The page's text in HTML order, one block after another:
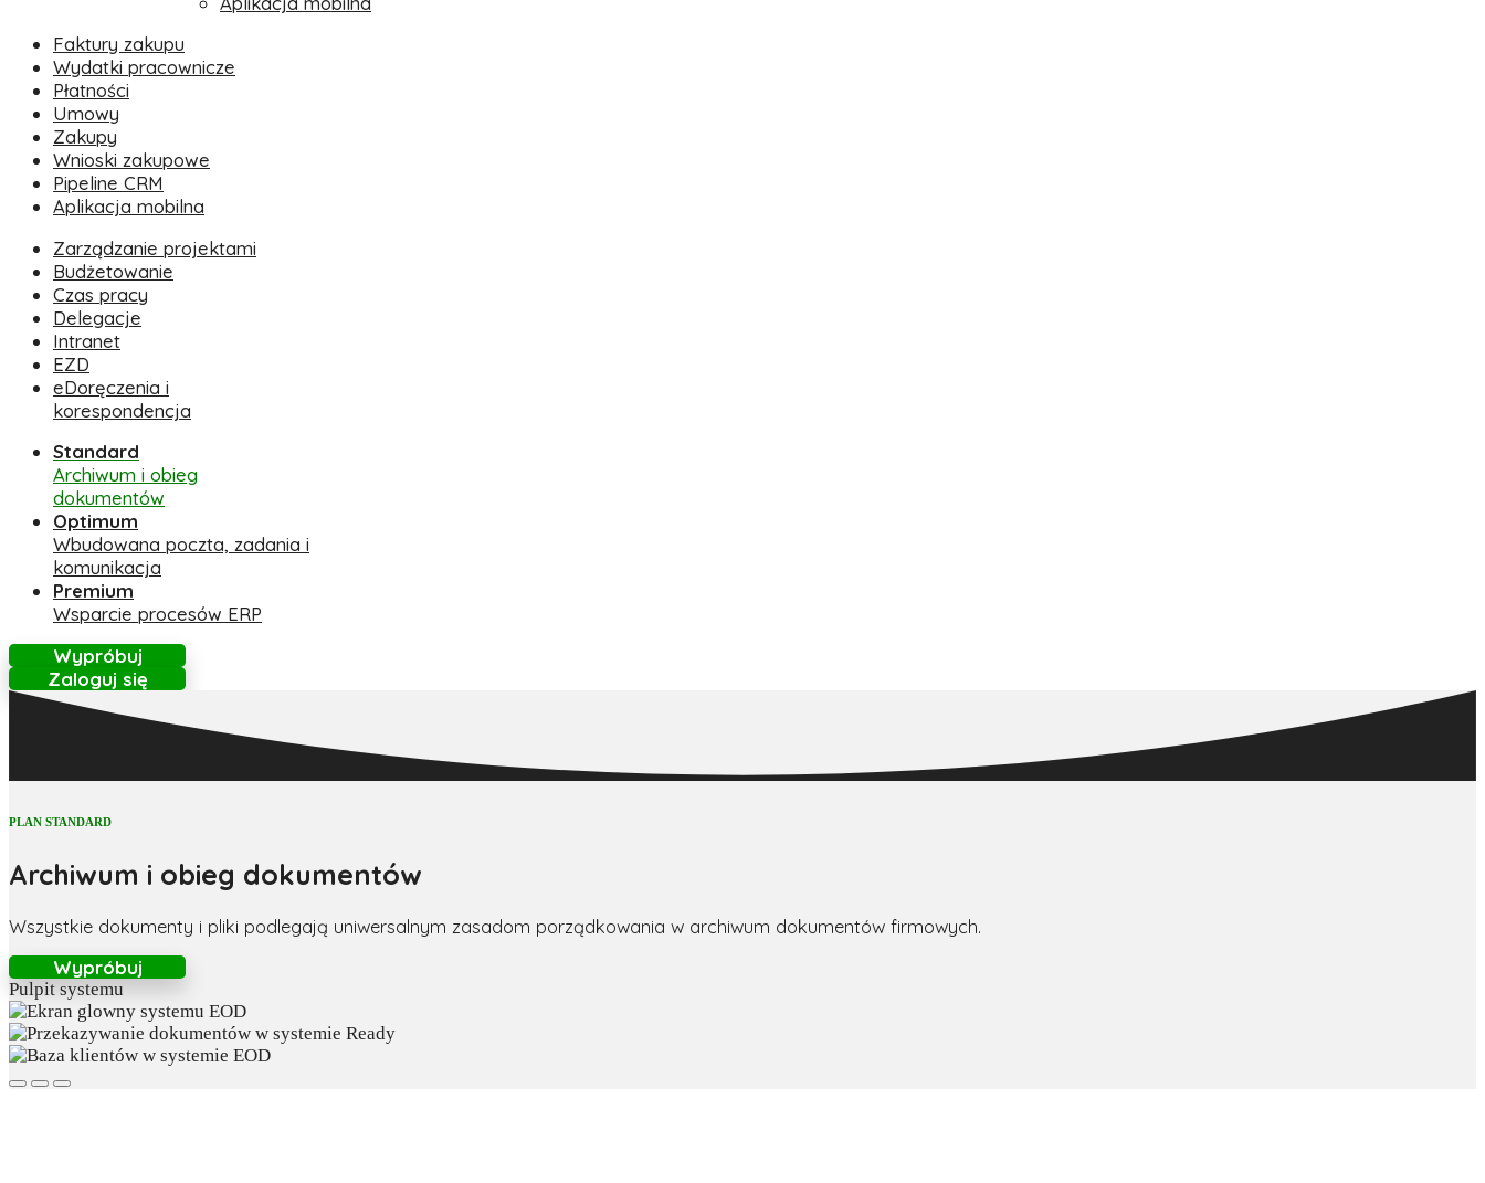
Faktury zakupu
Wydatki pracownicze
Płatności
Umowy
Zakupy
Wnioski zakupowe
Pipeline CRM
Aplikacja mobilna
Zarządzanie projektami
Budżetowanie
Czas pracy
Delegacje
Intranet
EZD
eDoręczenia i
korespondencja
Standard
Archiwum i obieg
dokumentów
Optimum
Wbudowana poczta, zadania i
komunikacja
Premium
Wsparcie procesów ERP
Wypróbuj
Zaloguj się
PLAN STANDARD
Archiwum i obieg dokumentów
Wszystkie dokumenty i pliki podlegają uniwersalnym zasadom porządkowania w archiwum dokumentów firmowych.
Wypróbuj
Pulpit systemu